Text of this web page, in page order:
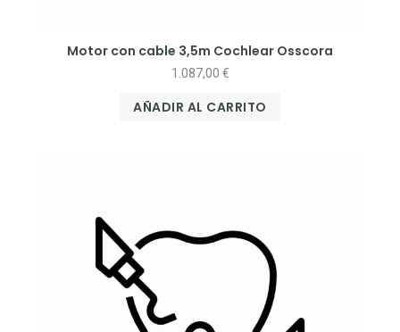
Motor con cable 3,5m Cochlear Osscora
1.087,00 €
AÑADIR AL CARRITO